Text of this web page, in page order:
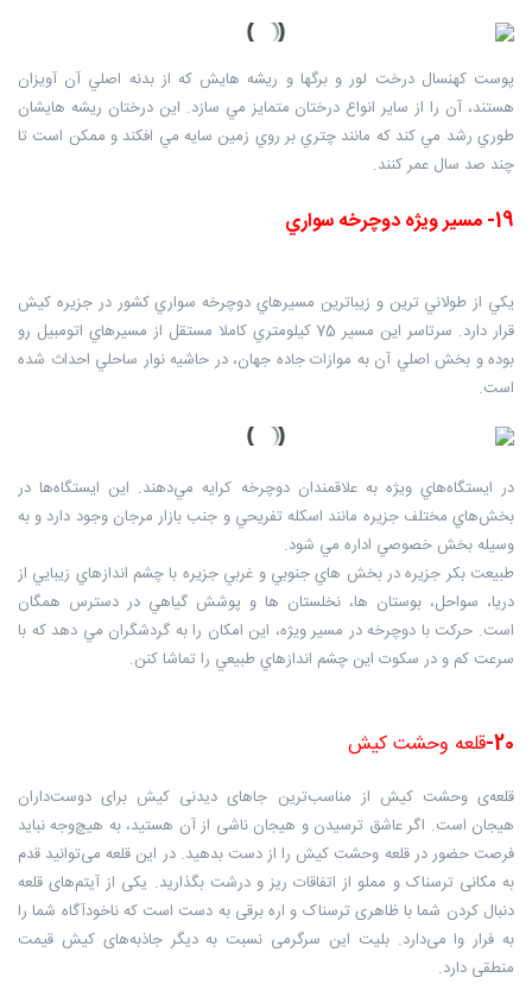
پوست کهنسال درخت لور و برگها و ريشه هايش که از بدنه اصلي آن آويزان
هستند، آن را از ساير انواع درختان متمايز مي سازد. اين درختان ريشه هايشان
طوري رشد مي کند که مانند چتري بر روي زمين سايه مي افکند و ممکن است تا
چند صد سال عمر کنند.
19- مسير ويژه دوچرخه سواري
يكي از طولاني ترين و زيباترين مسيرهاي دوچرخه سواري كشور در جزيره كيش
قرار دارد. سرتاسر اين مسير 75 كيلومتري كاملا مستقل از مسيرهاي اتومبيل رو
بوده و بخش اصلي آن به موازات جاده جهان، در حاشيه نوار ساحلي احداث شده
است.
در ايستگاه‌هاي ويژه به علاقمندان دوچرخه كرايه مي‌دهند. اين ايستگاه‌ها در
بخش‌هاي مختلف جزيره مانند اسكله تفريحي و جنب بازار مرجان وجود دارد و به
وسيله بخش خصوصي اداره مي شود.
طبيعت بكر جزيره در بخش هاي جنوبي و غربي جزيره با چشم اندازهاي زيبايي از
دريا، سواحل، بوستان ها، نخلستان ها و پوشش گياهي در دسترس همگان
است. حركت با دوچرخه در مسير ويژه، اين امكان را به گردشگران مي دهد كه با
سرعت كم و در سكوت اين چشم اندازهاي طبيعي را تماشا كنن.
20- قلعه وحشت کیش
قلعه‌ی وحشت کیش از مناسب‌ترین جاهای دیدنی کیش برای دوست‌داران
هیجان است. اگر عاشق ترسیدن و هیجان ناشی از آن هستید، به هیچ‌وجه نباید
فرصت حضور در قلعه وحشت کیش را از دست بدهید. در این قلعه می‌توانید قدم
به مکانی ترسناک و مملو از اتفاقات ریز و درشت بگذارید. یکی از آیتم‌های قلعه
دنبال کردن شما با ظاهری ترسناک و اره برقی به دست است که ناخودآگاه شما را
به فرار وا می‌دارد. بلیت این سرگرمی نسبت به دیگر جاذبه‌های کیش قیمت
منطقی دارد.